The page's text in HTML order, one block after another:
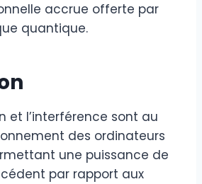
accrue offerte par
quantique.
et l’interférence sont au
des ordinateurs
une puissance de
par rapport aux